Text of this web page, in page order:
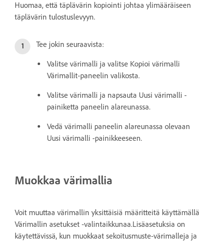
Huomaa, että täplävärin kopiointi johtaa ylimääräiseen
täplävärin tulostuslevyyn.
Tee jokin seuraavista:
Valitse värimalli ja valitse Kopioi värimalli
Värimallit-paneelin valikosta.
Valitse värimalli ja napsauta Uusi värimalli -
painiketta paneelin alareunassa.
Vedä värimalli paneelin alareunassa olevaan
Uusi värimalli -painikkeeseen.
Muokkaa värimallia
Voit muuttaa värimallin yksittäisiä määritteitä käyttämällä
Värimallin asetukset -valintaikkunaa.Lisäasetuksia on
käytettävissä, kun muokkaat sekoitusmuste-värimalleja ja